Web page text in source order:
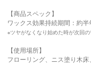
【商品スペック】
ワックス効果持続期間：約半
※ツヤがなくなり始めた時が次回の
【使用場所】
フローリング、ニス塗り木